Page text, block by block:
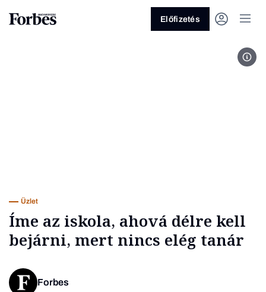
Előfizetés
Üzlet
Íme az iskola, ahová délre kell
bejárni, mert nincs elég tanár
Forbes